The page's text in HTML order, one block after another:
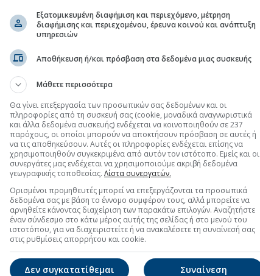
blue chips και τράπεζες
τουριστικές επενδύσεις
στο Discover
Εξατομικευμένη διαφήμιση και περιεχόμενο, μέτρηση
διαφήμισης και περιεχομένου, έρευνα κοινού και ανάπτυξη
υπηρεσιών
Αποθήκευση ή/και πρόσβαση στα δεδομένα μιας συσκευής
Μάθετε περισσότερα
Θα γίνει επεξεργασία των προσωπικών σας δεδομένων και οι
πληροφορίες από τη συσκευή σας (cookie, μοναδικά αναγνωριστικά
και άλλα δεδομένα συσκευής) ενδέχεται να κοινοποιηθούν σε 237
παρόχους, οι οποίοι μπορούν να αποκτήσουν πρόσβαση σε αυτές ή
να τις αποθηκεύσουν. Αυτές οι πληροφορίες ενδέχεται επίσης να
χρησιμοποιηθούν συγκεκριμένα από αυτόν τον ιστότοπο. Εμείς και οι
συνεργάτες μας ενδέχεται να χρησιμοποιούμε ακριβή δεδομένα
γεωγραφικής τοποθεσίας. Λίστα συνεργατών.
Ορισμένοι προμηθευτές μπορεί να επεξεργάζονται τα προσωπικά
δεδομένα σας με βάση το έννομο συμφέρον τους, αλλά μπορείτε να
αρνηθείτε κάνοντας διαχείριση των παρακάτω επιλογών. Αναζητήστε
έναν σύνδεσμο στο κάτω μέρος αυτής της σελίδας ή στο μενού του
ιστοτόπου, για να διαχειριστείτε ή να ανακαλέσετε τη συναίνεσή σας
στις ρυθμίσεις απορρήτου και cookie.
Συναίνεση
Δεν συγκατατίθεμαι